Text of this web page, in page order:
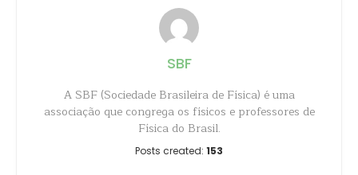
SBF
A SBF (Sociedade Brasileira de Física) é uma
associação que congrega os físicos e professores de
Física do Brasil.
Posts created: 153